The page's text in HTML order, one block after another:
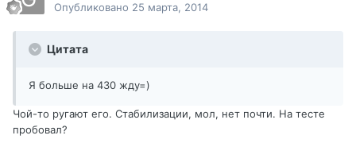
Опубликовано 25 марта, 2014
Цитата
Я больше на 430 жду=)
Чой-то ругают его. Стабилизации, мол, нет почти. На тесте
пробовал?